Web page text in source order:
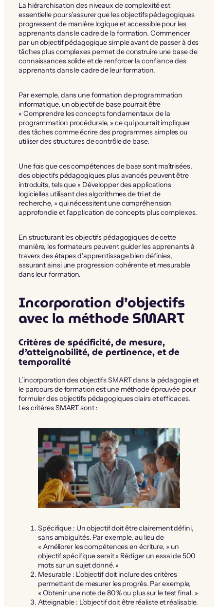
La hiérarchisation des niveaux de complexité est
essentielle pour s’assurer que les objectifs pédagogiques
progressent de manière logique et accessible pour les
apprenants dans le cadre de la formation. Commencer
par un objectif pédagogique simple avant de passer à des
tâches plus complexes permet de construire une base de
connaissances solide et de renforcer la confiance des
apprenants dans le cadre de leur formation.
Par exemple, dans une formation de programmation
informatique, un objectif de base pourrait être
« Comprendre les concepts fondamentaux de la
programmation procédurale, » ce qui pourrait impliquer
des tâches comme écrire des programmes simples ou
utiliser des structures de contrôle de base.
Une fois que ces compétences de base sont maîtrisées,
des objectifs pédagogiques plus avancés peuvent être
introduits, tels que « Développer des applications
logicielles utilisant des algorithmes de tri et de
recherche, » qui nécessitent une compréhension
approfondie et l’application de concepts plus complexes.
En structurant les objectifs pédagogiques de cette
manière, les formateurs peuvent guider les apprenants à
travers des étapes d’apprentissage bien définies,
assurant ainsi une progression cohérente et mesurable
dans leur formation.
Incorporation d’objectifs
avec la méthode SMART
Critères de spécificité, de mesure,
d’atteignabilité, de pertinence, et de
temporalité
L’incorporation des objectifs SMART dans la pédagogie et
le parcours de formation est une méthode éprouvée pour
formuler des objectifs pédagogiques clairs et efficaces.
Les critères SMART sont :
Spécifique : Un objectif doit être clairement défini,
sans ambiguïtés. Par exemple, au lieu de
« Améliorer les compétences en écriture, » un
objectif spécifique serait « Rédiger un essai de 500
mots sur un sujet donné. »
Mesurable : L’objectif doit inclure des critères
permettant de mesurer les progrès. Par exemple,
« Obtenir une note de 80 % ou plus sur le test final. »
Atteignable : L’objectif doit être réaliste et réalisable.